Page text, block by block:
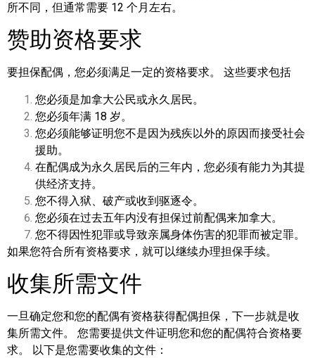
所不同，但通常需要 12 个月左右。
赞助资格要求
要担保配偶，您必须满足一定的资格要求。 这些要求包括
您必须是加拿大公民或永久居民。
您必须年满 18 岁。
您必须能够证明您不是因为残疾以外的原因而接受社会
援助。
在配偶成为永久居民后的三年内，您必须有能力为其提
供经济支持。
您不得入狱、破产或收到驱逐令。
您必须在过去五年内没有担保过前配偶来加拿大。
您不得因性犯罪或导致亲属身体伤害的犯罪而被定罪。
如果您符合所有资格要求，就可以继续办理担保手续。
收集所需文件
一旦确定您和您的配偶有资格获得配偶担保，下一步就是收
集所需文件。 您需要提供文件证明您和您的配偶符合资格要
求。 以下是您需要收集的文件：